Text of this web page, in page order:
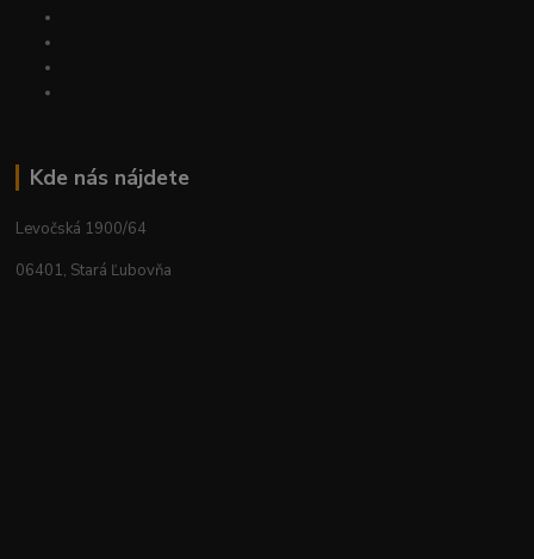
Kde nás nájdete
Levočská 1900/64
06401, Stará Ľubovňa